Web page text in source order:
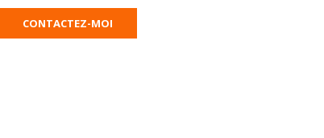
CONTACTEZ-MOI